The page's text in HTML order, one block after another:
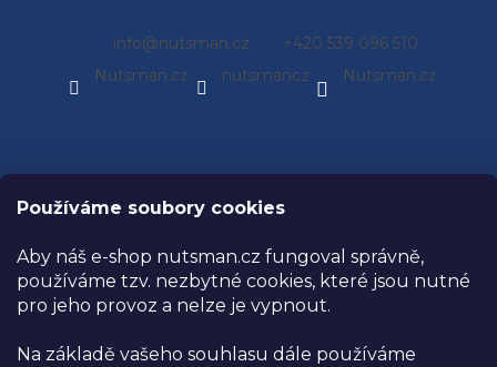
Používáme soubory cookies
Aby náš e-shop nutsman.cz fungoval správně,
používáme tzv. nezbytné cookies, které jsou nutné
pro jeho provoz a nelze je vypnout.
Na základě vašeho souhlasu dále používáme
í
info@nutsman.cz
+420 539 096 510
Nutsman.cz
nutsmancz Nutsman.cz
Magazín
Kamenná prodejna
Hodnocení obchodu